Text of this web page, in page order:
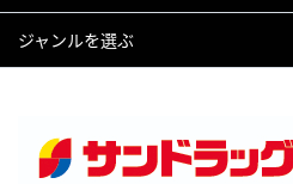
ジャンルを選ぶ